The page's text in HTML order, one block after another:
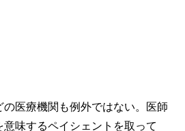
医療機関も例外ではない。医師
味するペイシェントを取って